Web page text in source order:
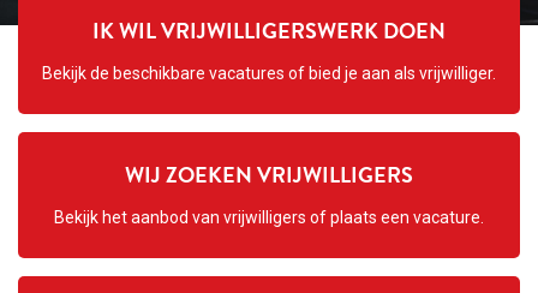
IK WIL VRIJWILLIGERSWERK DOEN
Bekijk de beschikbare vacatures of bied je aan als vrijwilliger.
WIJ ZOEKEN VRIJWILLIGERS
Bekijk het aanbod van vrijwilligers of plaats een vacature.